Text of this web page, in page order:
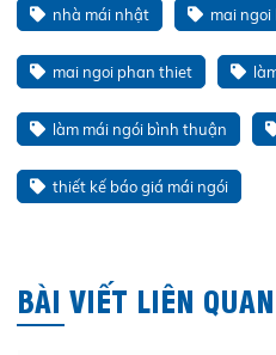
nhà mái nhật mai
mai ngoi phan thiet
làm mái ngói bình thuận
thiết kế báo giá mái ngói
BÀI VIẾT LIÊN QUAN